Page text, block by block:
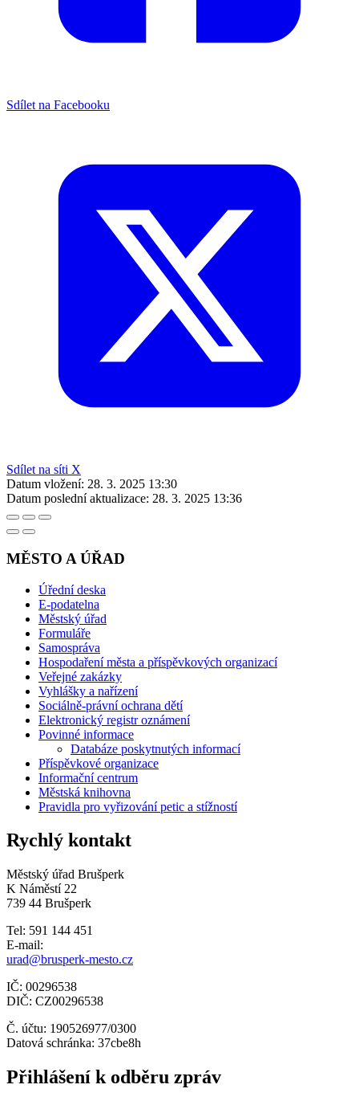
Sdílet na Facebooku
Sdílet na síti X
Datum vložení: 28. 3. 2025 13:30
Datum poslední aktualizace: 28. 3. 2025 13:36
MĚSTO A ÚŘAD
Úřední deska
E-podatelna
Městský úřad
Formuláře
Samospráva
Hospodaření města a příspěvkových organizací
Veřejné zakázky
Vyhlášky a nařízení
Sociálně-právní ochrana dětí
Elektronický registr oznámení
Povinné informace
Databáze poskytnutých informací
Příspěvkové organizace
Informační centrum
Městská knihovna
Pravidla pro vyřizování petic a stížností
Rychlý kontakt
Městský úřad Brušperk
K Náměstí 22
739 44 Brušperk
Tel: 591 144 451
E-mail:
urad@brusperk-mesto.cz
IČ: 00296538
DIČ: CZ00296538
Č. účtu: 190526977/0300
Datová schránka: 37cbe8h
Přihlášení k odběru zpráv